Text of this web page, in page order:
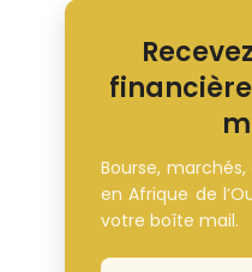
Bourse,
en Afrique de
votre boîte mail.